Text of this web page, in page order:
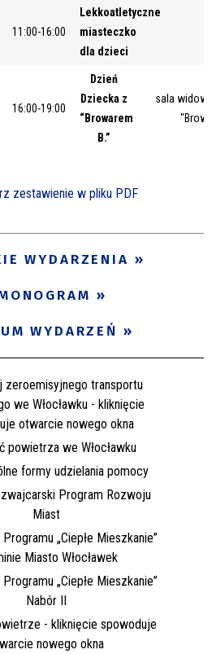
11:00-16:00
Lekkoatletyczne
miasteczko
dla dzieci
16:00-19:00
Dzień
Dziecka z
“Browarem
B.”
sala
zestawienie w pliku PDF
WYDARZENIA
WYDARZEŃ